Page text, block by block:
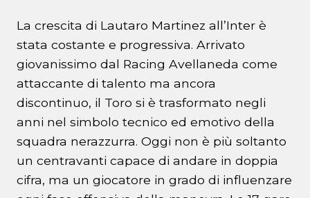
La crescita di Lautaro Martinez all’Inter è
stata costante e progressiva. Arrivato
giovanissimo dal Racing Avellaneda come
attaccante di talento ma ancora
discontinuo, il Toro si è trasformato negli
anni nel simbolo tecnico ed emotivo della
squadra nerazzurra. Oggi non è più soltanto
un centravanti capace di andare in doppia
cifra, ma un giocatore in grado di influenzare